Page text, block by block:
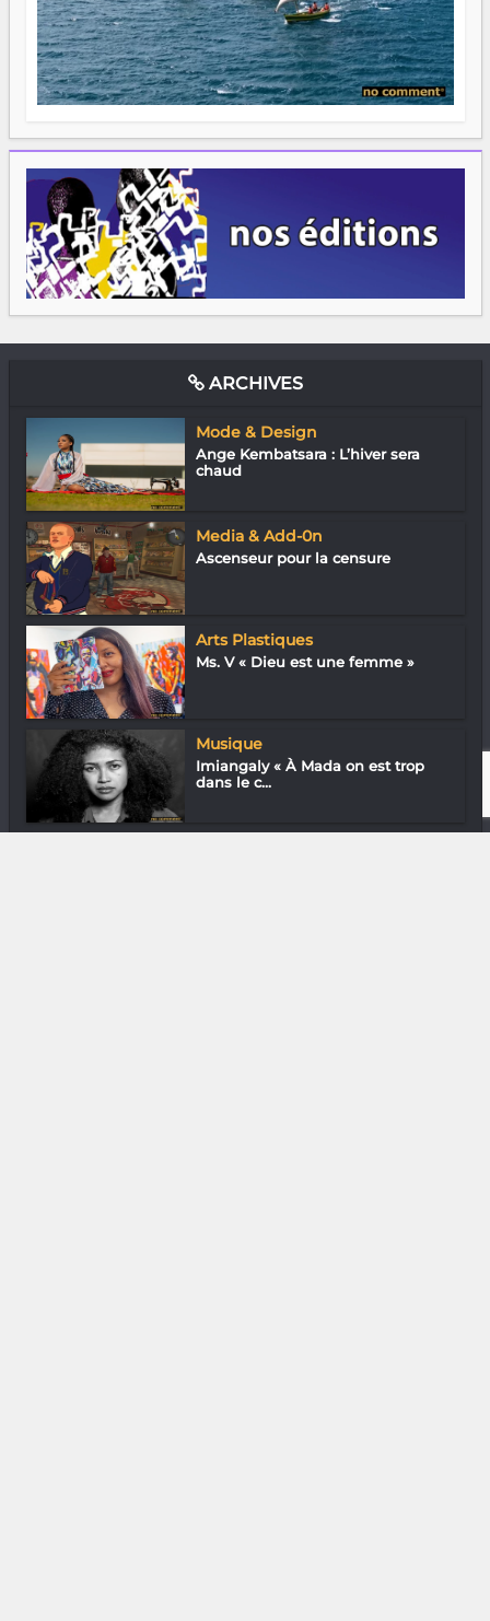
ARCHIVES
Mode & Design
Ange Kembatsara : L’hiver sera
chaud
Media & Add-0n
Ascenseur pour la censure
Arts Plastiques
Ms. V « Dieu est une femme »
Musique
Imiangaly « À Mada on est trop
dans le c...